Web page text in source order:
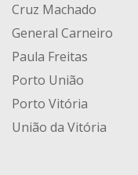
Cruz Machado
General Carneiro
Paula Freitas
Porto União
Porto Vitória
União da Vitória